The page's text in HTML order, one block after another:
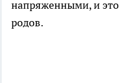
напряженными, и это
родов.